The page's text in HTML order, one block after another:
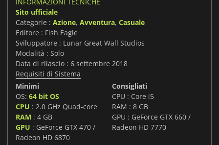
Sito ufficiale
Categorie : Azione, Avventura, Casuale
Editore : Fish Eagle
Sviluppatore : Lunar Great Wall Studios
Modalità : Solo
Data di rilascio : 6 settembre 2018
Requisiti di Sistema
Minimi
OS: 64 bit OS
CPU : 2.0 GHz Quad-core
RAM : 4 GB
GPU : GeForce GTX 470 /
Radeon HD 6870
Consigliati
CPU : Core i5
RAM : 8 GB
GPU : GeForce GTX 660 /
Radeon HD 7770